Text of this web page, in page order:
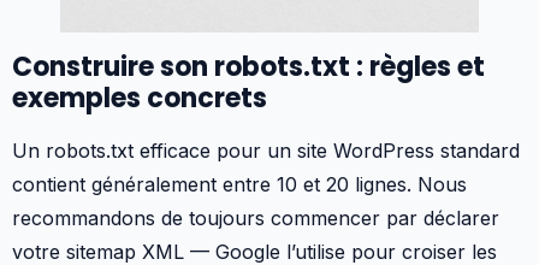
Construire son robots.txt : règles et
exemples concrets
Un robots.txt efficace pour un site WordPress standard
contient généralement entre 10 et 20 lignes. Nous
recommandons de toujours commencer par déclarer
votre sitemap XML — Google l’utilise pour croiser les